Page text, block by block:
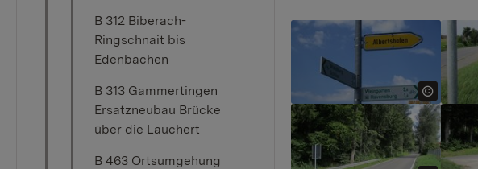
B 312 Biberach-
Ringschnait bis
Edenbachen
B 313 Gammertingen
Ersatzneubau Brücke
über die Lauchert
B 463 Ortsumgehung
Show larger version for:
Show larger version for: